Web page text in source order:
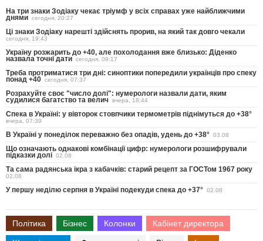
На три знаки Зодіаку чекає тріумф у всіх справах уже найближчими
днями сегодня, 20:27
Ці знаки Зодіаку нарешті здійснять прорив, на який так довго чекали
сегодня, 19:43
Україну розжарить до +40, але похолодання вже близько: Діденко
назвала точні дати сегодня, 09:17
Треба протриматися три дні: синоптики попередили українців про спеку
понад +40 сегодня, 07:37
Розрахуйте своє "число долі": нумерологи назвали дати, яким
судилися багатство та велич вчера, 18:44
Спека в Україні: у вівторок стовпчики термометрів піднімуться до +38°
вчера, 07:39
В Україні у понеділок переважно без опадів, удень до +38° 03.08
Що означають однакові комбінації цифр: нумерологи розшифрували
підказки долі 02.08
Та сама радянська ікра з кабачків: старий рецепт за ГОСТом 1967 року
02.08
У першу неділю серпня в Україні подекуди спека до +37° 02.08
Політика Бізнес Колонки Кабінет директора